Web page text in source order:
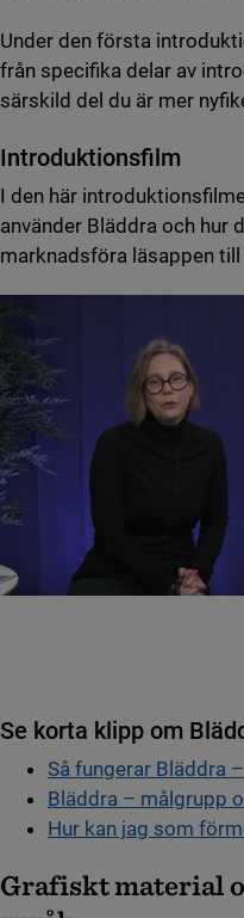
Under den första
från specifika delar av
särskild del du är mer
Introduktionsfilm
I den här
använder Bläddra och hur
marknadsföra läsappen
Se korta klipp om
Så fungerar Bläddra
Bläddra – målgrupp
Hur kan jag som
Grafiskt material